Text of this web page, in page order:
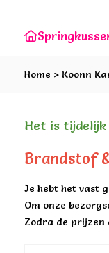
Home > Koonn
Het is tijdelijk
Brandstof
Je hebt het vast
Om onze
Zodra de prijzen